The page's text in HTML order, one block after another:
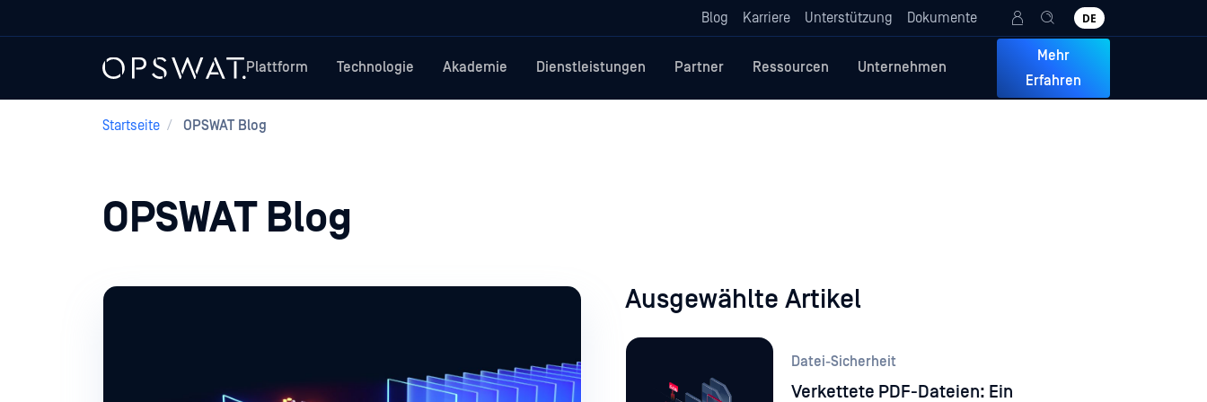
Blog Karriere Unterstützung Dokumente DE
Plattform Technologie Akademie Dienstleistungen Partner Ressourcen Unternehmen
Mehr
Erfahren
Startseite / OPSWAT Blog
OPSWAT Blog
Ausgewählte Artikel
Datei-Sicherheit
Verkettete PDF-Dateien: Ein